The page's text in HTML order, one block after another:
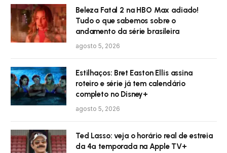
Beleza Fatal 2 na HBO Max adiado!
Tudo o que sabemos sobre o
andamento da série brasileira
agosto 5, 2026
Estilhaços: Bret Easton Ellis assina
roteiro e série já tem calendário
completo no Disney+
agosto 5, 2026
Ted Lasso: veja o horário real de estreia
da 4ª temporada na Apple TV+